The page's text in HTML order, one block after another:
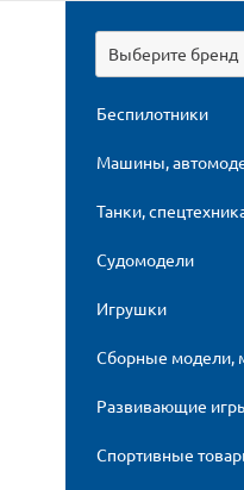
Выберите бренд
Беспилотники
Машины,
Танки,
Судомодели
Игрушки
Сборные модели,
Развивающие
Спортивные